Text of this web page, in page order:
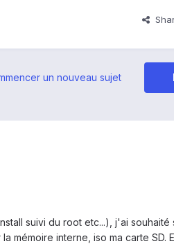
un nouveau sujet
suivi du root etc...), j'ai souhaité
interne, iso ma carte SD.